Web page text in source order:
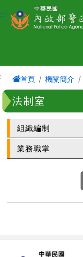
進入內容區塊
:::
首頁 機關簡介
法制室
組織編制
業務職掌